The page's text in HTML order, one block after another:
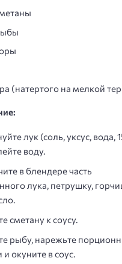
(натертого на мелкой
лук (соль, уксус, вода,
воду.
в блендере часть
лука, петрушку,
сметану к соусу.
рыбу, нарежьте
окуните в соус.